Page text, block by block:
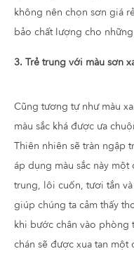
không nên chọn sơn giá
bảo chất lượng cho
3. Trẻ trung với màu sơn
Cũng tương tự như màu
màu sắc khá được ưa
Thiên nhiên sẽ tràn ngập
áp dụng màu sắc này một
trung, lôi cuốn, tươi tắn
giúp chúng ta cảm thấy
khi bước chân vào phòng
chán sẽ được xua tan một